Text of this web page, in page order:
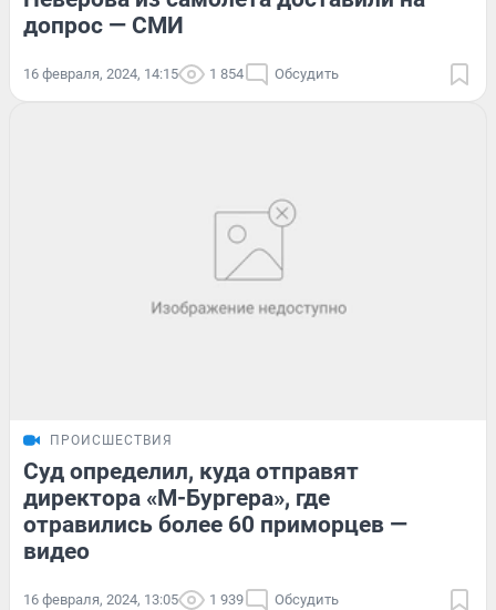
допрос — СМИ
16 февраля, 2024, 14:15 1 854 Обсудить
ПРОИСШЕСТВИЯ
Суд определил, куда отправят
директора «М-Бургера», где
отравились более 60 приморцев —
видео
16 февраля, 2024, 13:05 1 939 Обсудить